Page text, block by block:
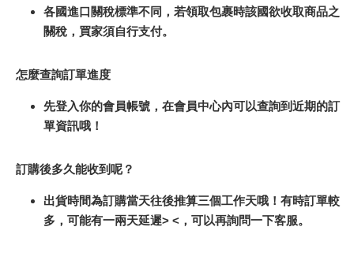
各國進口關稅標準不同，若領取包裹時該國欲收取商品之
關稅，買家須自行支付。
怎麼查詢訂單進度
先登入你的會員帳號，在會員中心內可以查詢到近期的訂
單資訊哦！
訂購後多久能收到呢？
出貨時間為訂購當天往後推算三個工作天哦！有時訂單較
多，可能有一兩天延遲> <，可以再詢問一下客服。